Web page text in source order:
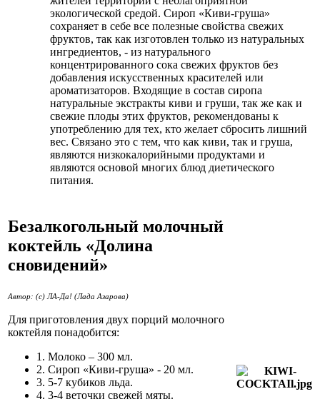
экологической средой. Сироп «Киви-груша»
сохраняет в себе все полезные свойства свежих
фруктов, так как изготовлен только из натуральных
ингредиентов, - из натурального
концентрированного сока свежих фруктов без
добавления искусственных красителей или
ароматизаторов. Входящие в состав сиропа
натуральные экстракты киви и груши, так же как и
свежие плоды этих фруктов, рекомендованы к
употреблению для тех, кто желает сбросить лишний
вес. Связано это с тем, что как киви, так и груша,
являются низкокалорийными продуктами и
являются основой многих блюд диетического
питания.
Безалкогольный молочный
коктейль «Долина
сновидений»
Автор: (с) ЛА-Да! (Лада Азарова)
Для приготовления двух порций молочного
коктейля понадобится:
1. Молоко – 300 мл.
2. Сироп «Киви-груша» - 20 мл.
3. 5-7 кубиков льда.
4. 3-4 веточки свежей мяты.